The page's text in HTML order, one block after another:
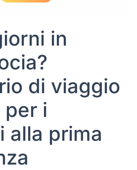
in
di viaggio
i
alla prima